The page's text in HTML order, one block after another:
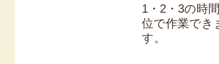
1・2・3の時
位で作業でき
す。